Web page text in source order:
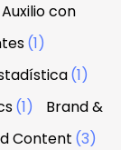
Auxilio con
(1)
(1)
(1)
Brand &
Content (3)